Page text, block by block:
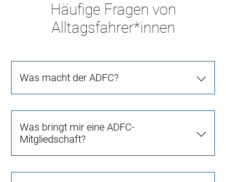
Häufige Fragen von
Alltagsfahrer*innen
Was macht der ADFC?
Was bringt mir eine ADFC-
Mitgliedschaft?